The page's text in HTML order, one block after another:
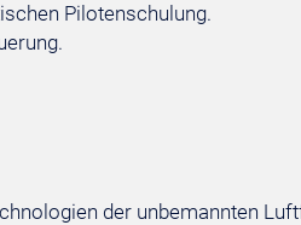
Pilotenschulung.
der unbemannten